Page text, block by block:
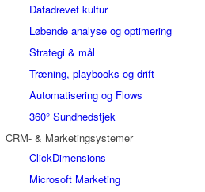
Datadrevet kultur
Løbende analyse og optimering
Strategi & mål
Træning, playbooks og drift
Automatisering og Flows
360° Sundhedstjek
CRM- & Marketingsystemer
ClickDimensions
Microsoft Marketing